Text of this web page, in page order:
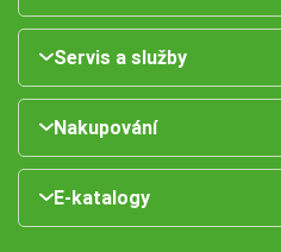
Servis a služby
Nakupování
E-katalogy